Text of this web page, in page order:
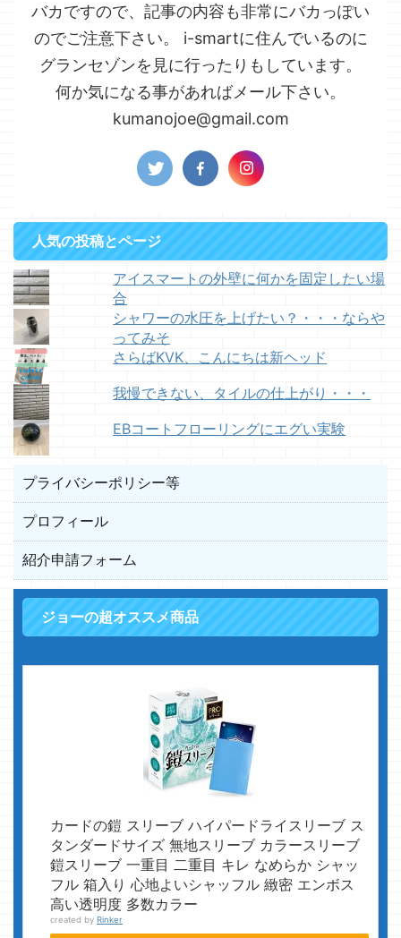
バカですので、記事の内容も非常にバカっぽい
のでご注意下さい。 i-smartに住んでいるのに
グランセゾンを見に行ったりもしています。
何か気になる事があればメール下さい。
kumanojoe@gmail.com
人気の投稿とページ
アイスマートの外壁に何かを固定したい場
合
シャワーの水圧を上げたい？・・・ならや
ってみそ
さらばKVK、こんにちは新ヘッド
我慢できない、タイルの仕上がり・・・
EBコートフローリングにエグい実験
プライバシーポリシー等
プロフィール
紹介申請フォーム
ジョーの超オススメ商品
カードの鎧 スリーブ ハイパードライスリーブ ス
タンダードサイズ 無地スリーブ カラースリーブ
鎧スリーブ 一重目 二重目 キレ なめらか シャッ
フル 箱入り 心地よいシャッフル 緻密 エンボス
高い透明度 多数カラー
created by Rinker